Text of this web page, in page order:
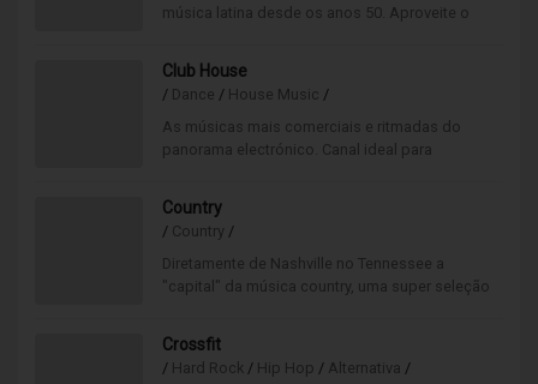
música latina desde os anos 50. Aproveite o
ocasião!
Club House
/ Dance / House Music /
As músicas mais comerciais e ritmadas do
panorama electrónico. Canal ideal para
Country
/ Country /
Diretamente de Nashville no Tennessee a
"capital" da música country, uma super seleção
Crossfit
/ Hard Rock / Hip Hop / Alternativa /